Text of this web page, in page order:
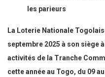
les parieurs
La Loterie Nationale
septembre 2025 à son siège
activités de la Tranche
cette année au Togo, du 09